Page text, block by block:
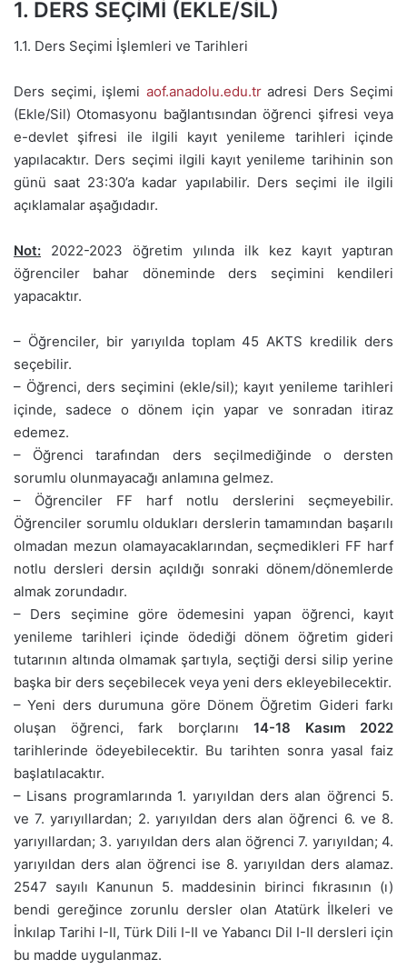
1. DERS SEÇİMİ (EKLE/SİL)
1.1. Ders Seçimi İşlemleri ve Tarihleri
Ders seçimi, işlemi aof.anadolu.edu.tr adresi Ders Seçimi
(Ekle/Sil) Otomasyonu bağlantısındanöğrenci şifresi veya
e-devlet şifresi ile ilgili kayıt yenileme tarihleri içinde
yapılacaktır. Ders seçimi ilgili kayıt yenileme tarihinin son
günü saat 23:30’a kadar yapılabilir. Ders seçimi ile ilgili
açıklamalar aşağıdadır.
Not:
2022-2023 öğretim yılında ilk kez kayıt yaptıran
öğrenciler bahar döneminde ders seçimini kendileri
yapacaktır.
– Öğrenciler, bir yarıyılda toplam 45 AKTS kredilik ders
seçebilir.
– Öğrenci, ders seçimini (ekle/sil); kayıt yenileme tarihleri
içinde, sadece o dönem için yapar ve sonradan itiraz
edemez.
– Öğrenci tarafından ders seçilmediğinde o dersten
sorumlu olunmayacağı anlamına gelmez.
– Öğrenciler FF harf notlu derslerini seçmeyebilir.
Öğrenciler sorumlu oldukları derslerin tamamından başarılı
olmadan mezun olamayacaklarından, seçmedikleri FF harf
notlu dersleri dersin açıldığı sonraki dönem/dönemlerde
almak zorundadır.
– Ders seçimine göre ödemesini yapan öğrenci, kayıt
yenileme tarihleri içinde ödediği dönem öğretim gideri
tutarının altında olmamak şartıyla, seçtiği dersi silip yerine
başka bir ders seçebilecek veya yeni ders ekleyebilecektir.
– Yeni ders durumuna göre Dönem Öğretim Gideri farkı
oluşan öğrenci, fark borçlarını 14-18 Kasım 2022
tarihlerinde ödeyebilecektir. Bu tarihten sonra yasal faiz
başlatılacaktır.
– Lisans programlarında 1. yarıyıldan ders alan öğrenci 5.
ve 7. yarıyıllardan; 2. yarıyıldan ders alan öğrenci 6. ve 8.
yarıyıllardan; 3. yarıyıldan ders alan öğrenci 7. yarıyıldan; 4.
yarıyıldan ders alan öğrenci ise 8. yarıyıldan ders alamaz.
2547 sayılı Kanunun 5. maddesinin birinci fıkrasının (ı)
bendi gereğince zorunlu dersler olan Atatürk İlkeleri ve
İnkılap Tarihi I-II, Türk Dili I-II ve Yabancı Dil I-II dersleri için
bu madde uygulanmaz.